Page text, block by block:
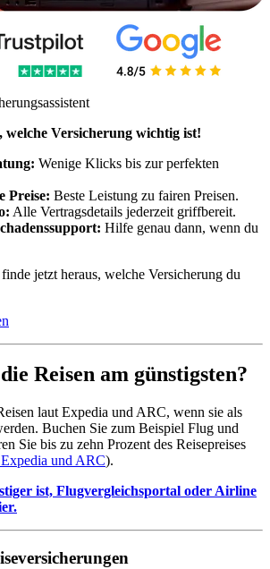
welche Versicherung wichtig ist!
Wenige Klicks bis zur perfekten
Preise: Beste Leistung zu fairen Preisen.
Alle Vertragsdetails jederzeit griffbereit.
Hilfe genau dann, wenn du
jetzt heraus, welche Versicherung du
Reisen am günstigsten?
laut Expedia und ARC, wenn sie als
Buchen Sie zum Beispiel Flug und
Sie bis zu zehn Prozent des Reisepreises
und ARC).
ist, Flugvergleichsportal oder Airline